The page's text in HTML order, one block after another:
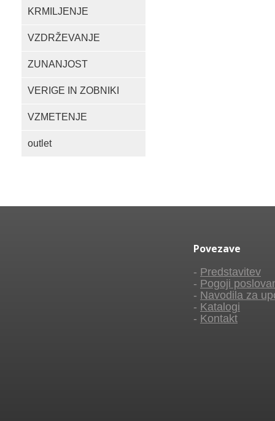
KRMILJENJE
VZDRŽEVANJE
ZUNANJOST
VERIGE IN ZOBNIKI
VZMETENJE
outlet
Povezave
- Predstavitev
- Pogoji
- Navodila za
- Katalogi
- Kontakt